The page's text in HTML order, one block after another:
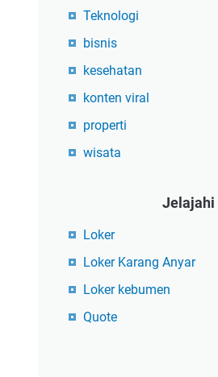
Teknologi
bisnis
kesehatan
konten viral
properti
wisata
Jelajahi
Loker
Loker Karang Anyar
Loker kebumen
Quote